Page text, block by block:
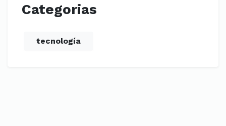
Categorias
tecnología